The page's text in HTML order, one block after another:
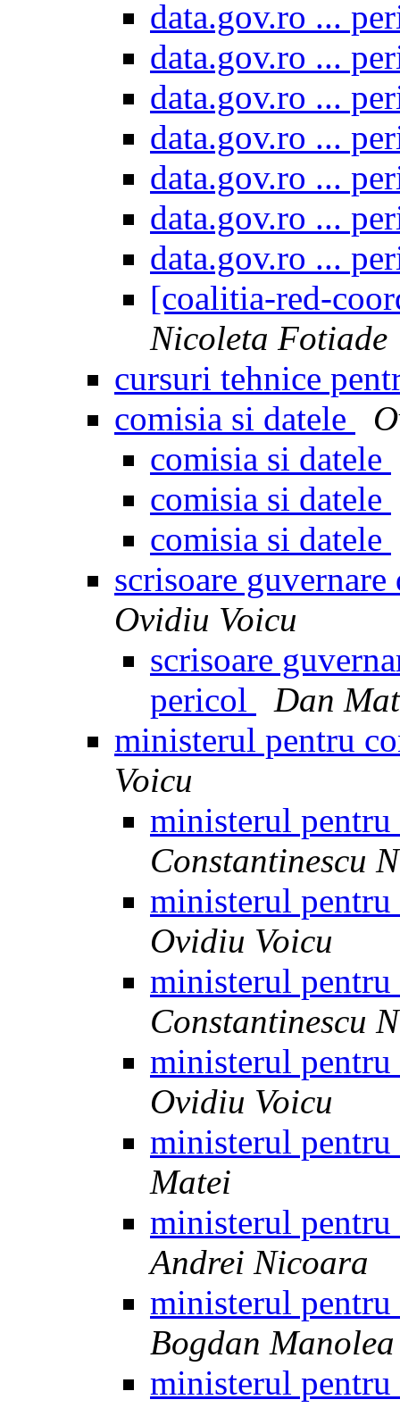
data.gov.ro ...
data.gov.ro ...
data.gov.ro ...
data.gov.ro ...
data.gov.ro ...
data.gov.ro ...
data.gov.ro ...
[coalitia-red-
Nicoleta Fotiade
cursuri tehnice
comisia si datele
comisia si datele
comisia si datele
comisia si datele
scrisoare
Ovidiu Voicu
scrisoare
pericol
Dan
ministerul pentru
Voicu
ministerul
Constantinescu
ministerul
Ovidiu Voicu
ministerul
Constantinescu
ministerul
Ovidiu Voicu
ministerul
Matei
ministerul
Andrei Nicoara
ministerul
Bogdan Manolea
ministerul